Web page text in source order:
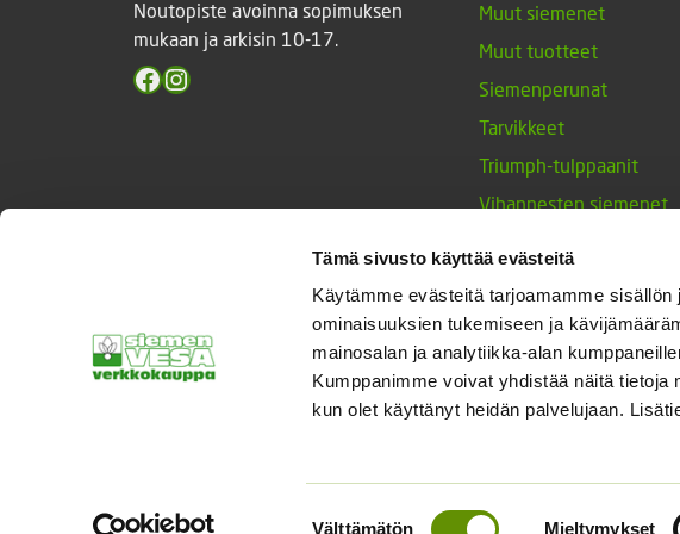
Tämä sivusto käyttää evästeitä
Käytämme evästeitä tarjoamamme
ominaisuuksien tukemiseen ja
mainosalan ja analytiikka-alan
Kumppanimme voivat yhdistää näitä tietoja
kun olet käyttänyt heidän palvelujaan.
Välttämätön Mieltymykset
Noutopiste avoinna sopimuksen
mukaan ja arkisin 10-17.
Facebook
Instagram
Muut siemenet
Muut tuotteet
Siemenperunat
Tarvikkeet
Triumph-tulppaanit
Vihannesten siemenet
© Siemenvesa